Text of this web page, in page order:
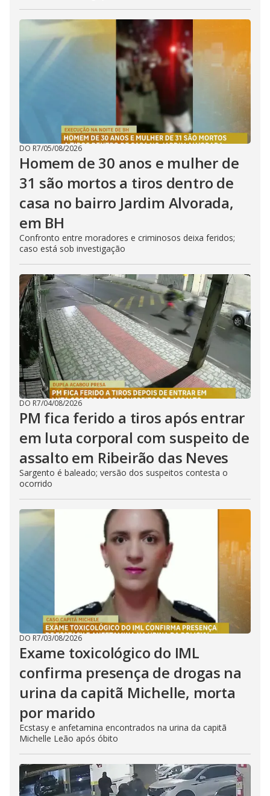
DO R7/05/08/2026
Homem de 30 anos e mulher de
31 são mortos a tiros dentro de
casa no bairro Jardim Alvorada,
em BH
Confronto entre moradores e criminosos deixa feridos;
caso está sob investigação
DO R7/04/08/2026
PM fica ferido a tiros após entrar
em luta corporal com suspeito de
assalto em Ribeirão das Neves
Sargento é baleado; versão dos suspeitos contesta o
ocorrido
DO R7/03/08/2026
Exame toxicológico do IML
confirma presença de drogas na
urina da capitã Michelle, morta
por marido
Ecstasy e anfetamina encontrados na urina da capitã
Michelle Leão após óbito